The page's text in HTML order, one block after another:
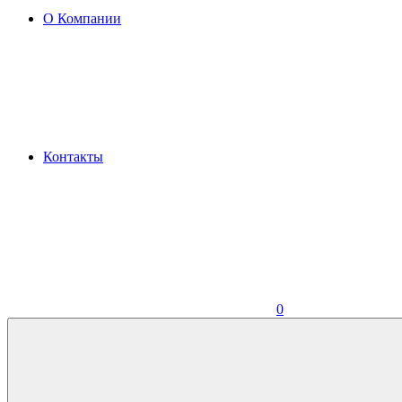
О Компании
Контакты
0